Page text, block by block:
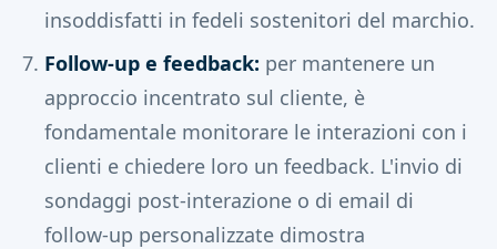
insoddisfatti in fedeli sostenitori del marchio.
Follow-up e feedback: per mantenere un
approccio incentrato sul cliente, è
fondamentale monitorare le interazioni con i
clienti e chiedere loro un feedback. L'invio di
sondaggi post-interazione o di email di
follow-up personalizzate dimostra